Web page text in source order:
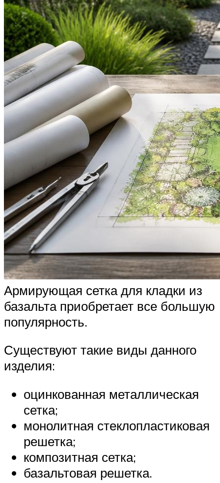
Армирующая сетка для кладки из
базальта приобретает все большую
популярность.
Существуют такие виды данного
изделия:
оцинкованная металлическая
сетка;
монолитная стеклопластиковая
решетка;
композитная сетка;
базальтовая решетка.